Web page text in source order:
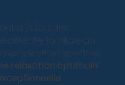
à tous les
détente familiale au
sportive,
relaxation optimale